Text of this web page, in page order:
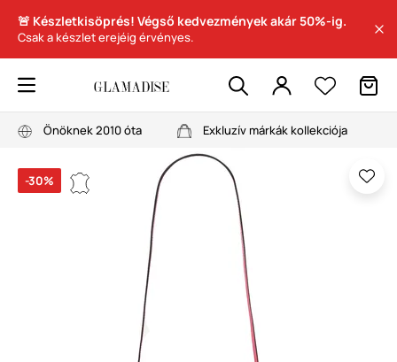
🚨 Készletkisöprés! Végső kedvezmények akár 50%-ig.
Csak a készlet erejéig érvényes.
Önöknek 2010 óta Exkluzív márkák kollekciója
-30%